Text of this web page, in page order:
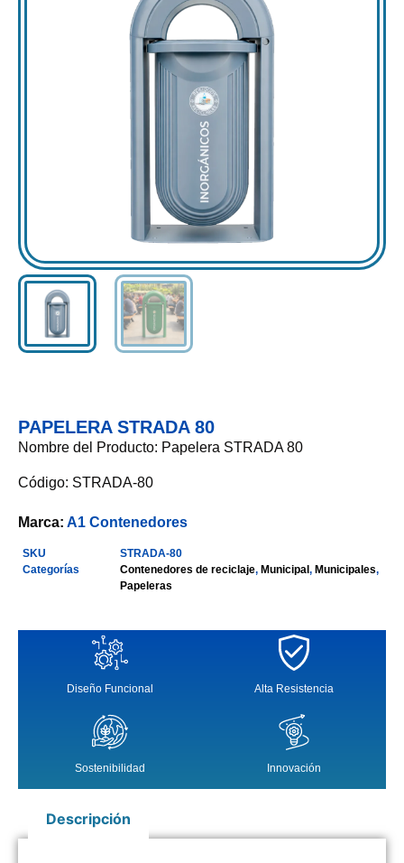
PAPELERA STRADA 80
Nombre del Producto: Papelera STRADA 80
Código: STRADA-80
Marca: A1 Contenedores
SKU
STRADA-80
Categorías
Contenedores de reciclaje, Municipal , Municipales,
Papeleras
Diseño Funcional Alta Resistencia
Sostenibilidad Innovación
Descripción